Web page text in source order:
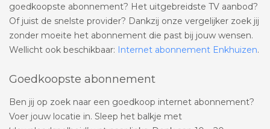
goedkoopste abonnement? Het uitgebreidste TV aanbod?
Of juist de snelste provider? Dankzij onze vergelijker zoek jij
zonder moeite het abonnement die past bij jouw wensen.
Wellicht ook beschikbaar: Internet abonnement Enkhuizen.
Goedkoopste abonnement
Ben jij op zoek naar een goedkoop internet abonnement?
Voer jouw locatie in. Sleep het balkje met